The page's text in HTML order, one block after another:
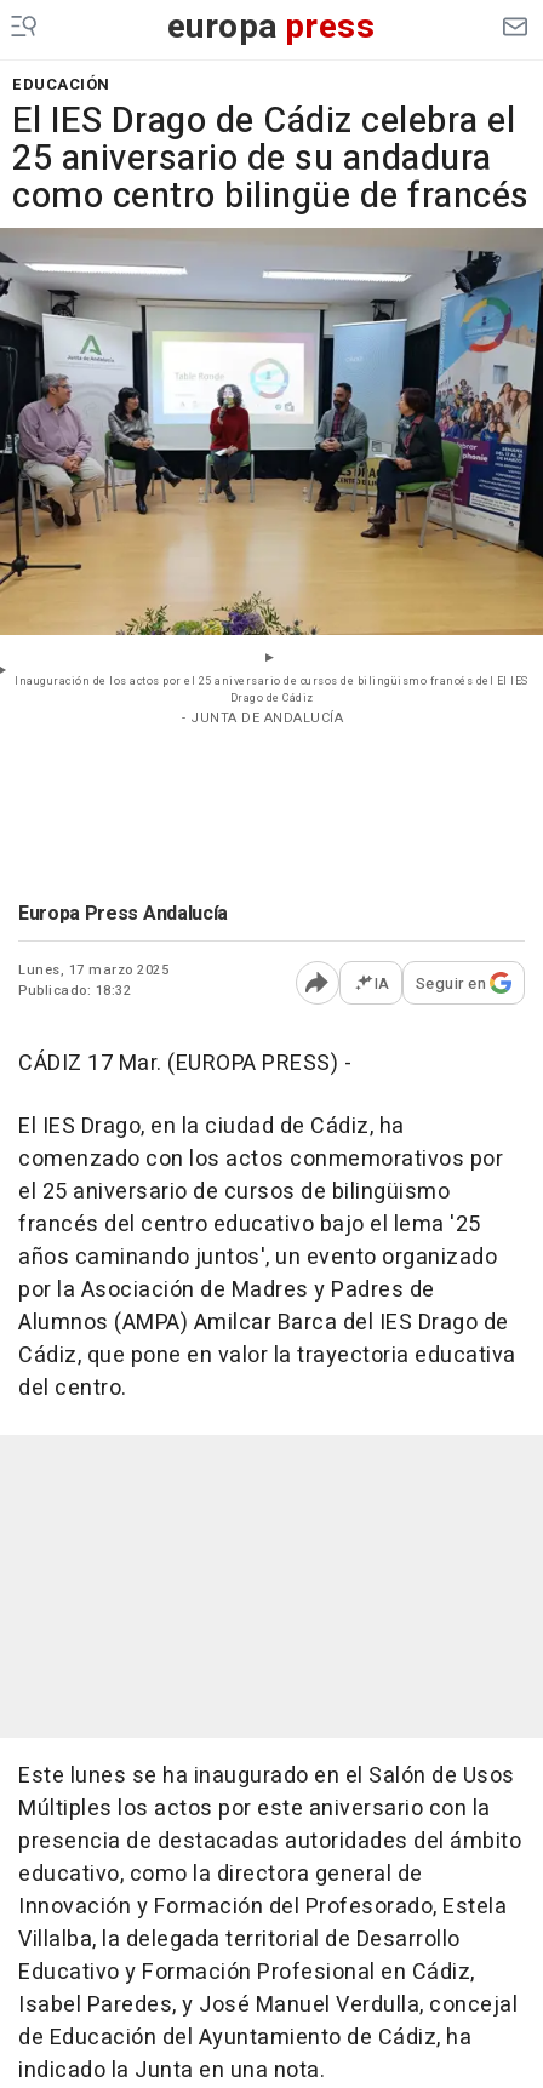
europa press
EDUCACIÓN
El IES Drago de Cádiz celebra el
25 aniversario de su andadura
como centro bilingüe de francés
Inauguración de los actos por el 25 aniversario de cursos de bilingüismo francés del El IES
Drago de Cádiz
- JUNTA DE ANDALUCÍA
Europa Press Andalucía
Lunes, 17 marzo 2025
Publicado: 18:32
Abrir opciones para
IA Seguir en
CÁDIZ 17 Mar. (EUROPA PRESS) -
El IES Drago, en la ciudad de Cádiz, ha
comenzado con los actos conmemorativos por
el 25 aniversario de cursos de bilingüismo
francés del centro educativo bajo el lema '25
años caminando juntos', un evento organizado
por la Asociación de Madres y Padres de
Alumnos (AMPA) Amilcar Barca del IES Drago de
Cádiz, que pone en valor la trayectoria educativa
del centro.
Este lunes se ha inaugurado en el Salón de Usos
Múltiples los actos por este aniversario con la
presencia de destacadas autoridades del ámbito
educativo, como la directora general de
Innovación y Formación del Profesorado, Estela
Villalba, la delegada territorial de Desarrollo
Educativo y Formación Profesional en Cádiz,
Isabel Paredes, y José Manuel Verdulla, concejal
de Educación del Ayuntamiento de Cádiz, ha
indicado la Junta en una nota.